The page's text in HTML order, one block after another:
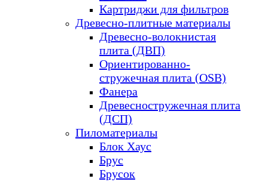
Картриджи для фильтров
Древесно-плитные материалы
Древесно-волокнистая
плита (ДВП)
Ориентированно-
стружечная плита (OSB)
Фанера
Древесностружечная плита
(ДСП)
Пиломатериалы
Блок Хаус
Брус
Брусок